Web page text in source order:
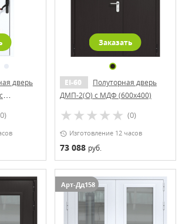
дверь
Заказать
EI-60
Полуторная дверь
ДМП-2(О) с МДФ (600х400)
(0)
Изготовление 12 часов
73 088 руб.
Арт-Дд158